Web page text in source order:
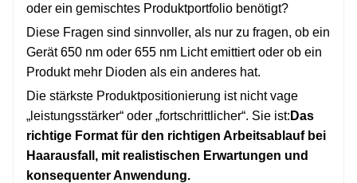
oder ein gemischtes Produktportfolio benötigt?
Diese Fragen sind sinnvoller, als nur zu fragen, ob ein
Gerät 650 nm oder 655 nm Licht emittiert oder ob ein
Produkt mehr Dioden als ein anderes hat.
Die stärkste Produktpositionierung ist nicht vage
„leistungsstärker“ oder „fortschrittlicher“. Sie ist: Das
richtige Format für den richtigen Arbeitsablauf bei
Haarausfall, mit realistischen Erwartungen und
konsequenter Anwendung.